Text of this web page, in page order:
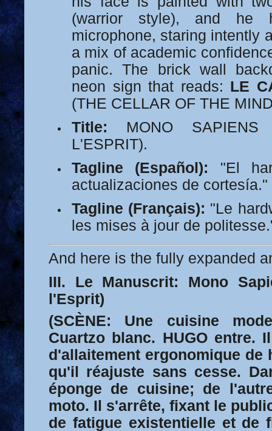
(warrior style), and he
microphone, staring intently
a mix of academic
panic. The brick wall
neon sign that reads: LE
(THE CELLAR OF THE
Title: MONO
L'ESPRIT).
Tagline (Español): "El
actualizaciones de cortesía."
Tagline (Français): "Le
les mises à jour de
And here is the fully expanded
III. Le Manuscrit: Mono
l'Esprit)
(SCÈNE: Une cuisine
Cuartzo blanc. HUGO entre.
d'allaitement ergonomique de
qu'il réajuste sans cesse.
éponge de cuisine; de
moto. Il s'arrête, fixant le
de fatigue existentielle et de